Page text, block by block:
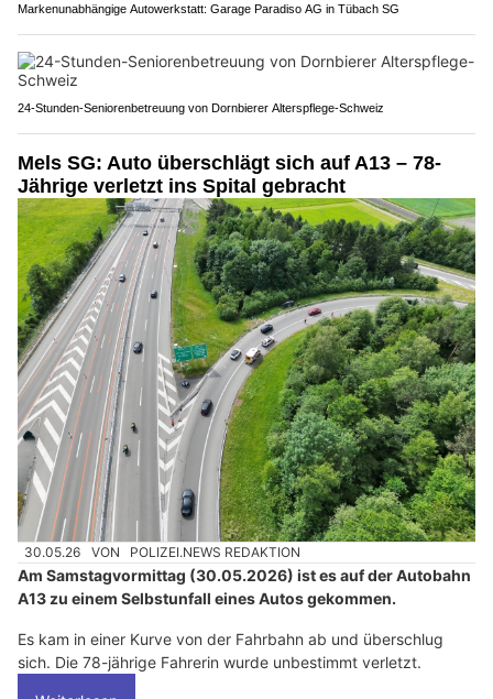
Markenunabhängige Autowerkstatt: Garage Paradiso AG in Tübach SG
24-Stunden-Seniorenbetreuung von Dornbierer Alterspflege-Schweiz
Mels SG: Auto überschlägt sich auf A13 – 78-
Jährige verletzt ins Spital gebracht
30.05.26 VON POLIZEI.NEWS REDAKTION
Am Samstagvormittag (30.05.2026) ist es auf der Autobahn
A13 zu einem Selbstunfall eines Autos gekommen.
Es kam in einer Kurve von der Fahrbahn ab und überschlug
sich. Die 78-jährige Fahrerin wurde unbestimmt verletzt.